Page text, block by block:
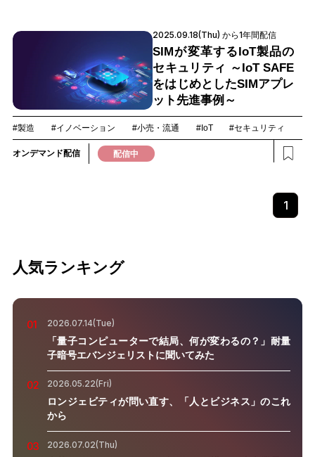
2025.09.18(Thu) から1年間配信
SIMが変革するIoT製品の
セキュリティ ～IoT SAFE
をはじめとしたSIMアプレ
ット先進事例～
#製造 #イノベーション #小売・流通 #IoT #セキュリティ
オンデマンド配信 配信中
1
人気ランキング
01 2026.07.14(Tue)
「量子コンピューターで結局、何が変わるの？」耐量
子暗号エバンジェリストに聞いてみた
02 2026.05.22(Fri)
ロンジェビティが問い直す、「人とビジネス」のこれ
から
03 2026.07.02(Thu)